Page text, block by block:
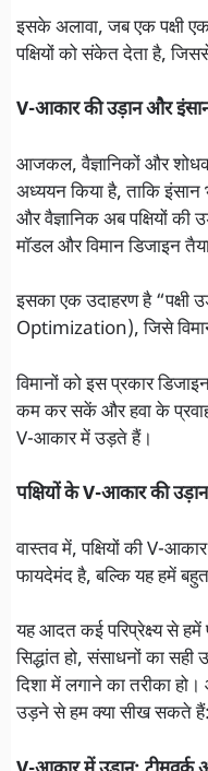
इसके अलावा, जब एक पक्षी
पक्षियों को संकेत देता है,
V-आकार की उड़ान और
आजकल, वैज्ञानिकों और
अध्ययन किया है, ताकि
और वैज्ञानिक अब पक्षियों की
मॉडल और विमान डिजाइन
इसका एक उदाहरण है
Optimization), जिसे विमान
विमानों को इस प्रकार
कम कर सकें और हवा के
V-आकार में उड़ते हैं।
पक्षियों के V-आकार की
वास्तव में, पक्षियों की V-
फायदेमंद है, बल्कि यह हमें
यह आदत कई परिप्रेक्ष्य से हमें
सिद्धांत हो, संसाधनों का
दिशा में लगाने का तरीका
उड़ने से हम क्या सीख सकते हैं: